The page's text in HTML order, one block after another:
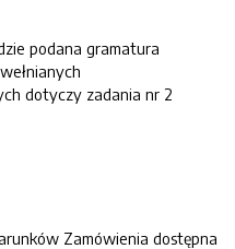
podana gramatura
dotyczy zadania nr 2
Zamówienia dostępna